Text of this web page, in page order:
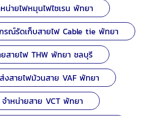
น่ายไฟหมุนไฟไซเรน พัทยา
รณ์รัดเก็บสายไฟ Cable tie พัทยา
สายไฟ THW พัทยา ชลบุรี
งสายไฟม้วนสาย VAF พัทยา
จำหน่ายสาย VCT พัทยา